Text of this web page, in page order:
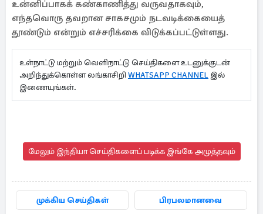
உன்னிப்பாகக் கண்காணித்து வருவதாகவும்,
எந்தவொரு தவறான சாகசமும் நடவடிக்கையைத்
தூண்டும் என்றும் எச்சரிக்கை விடுக்கப்பட்டுள்ளது.
உள்நாட்டு மற்றும் வெளிநாட்டு செய்திகளை உடனுக்குடன்
அறிந்துக்கொள்ள லங்காசிறி WHATSAPP CHANNEL இல்
இணையுங்கள்.
மேலும் இந்தியா செய்திகளைப் படிக்க இங்கே அழுத்தவும்
முக்கிய செய்திகள் பிரபலமானவை